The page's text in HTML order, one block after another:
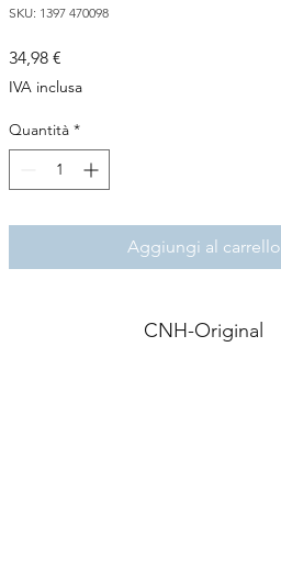
SKU: 1397 470098
34,98 €
IVA inclusa
Quantità *
Aggiungi al carrello
CNH-Original